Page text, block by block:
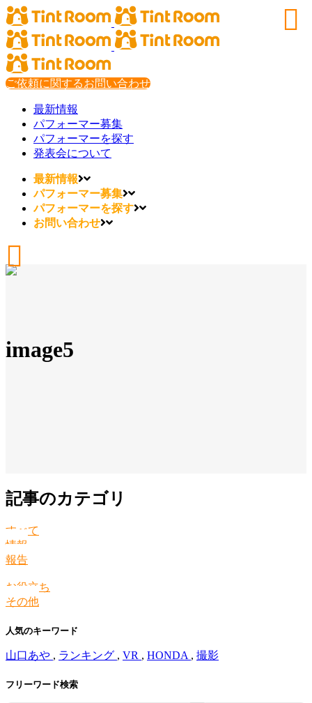
ご依頼に関するお問い合わせ
最新情報
パフォーマー募集
パフォーマーを探す
発表会について
最新情報
パフォーマー募集
パフォーマーを探す
お問い合わせ
image5
記事のカテゴリ
すべて
情報
報告
お役立ち
その他
人気のキーワード
山口あや , ランキング , VR , HONDA , 撮影
フリーワード検索